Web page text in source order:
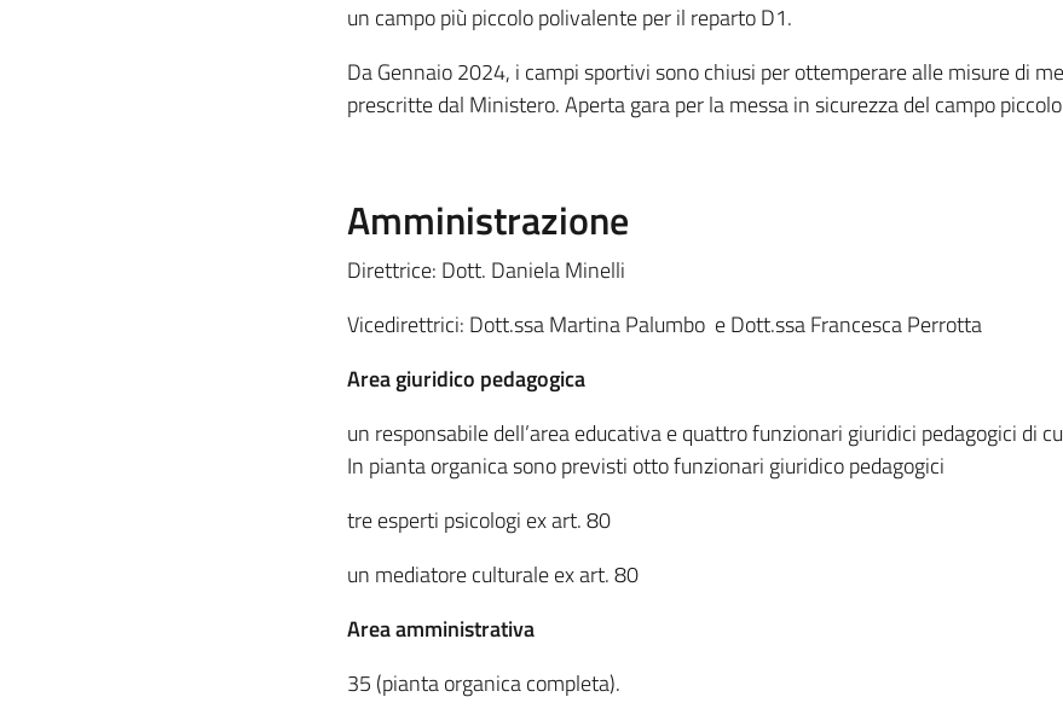
un campo più piccolo polivalente per il reparto D1.
Da Gennaio 2024, i campi sportivi sono chiusi per ottemperare alle misure di
prescritte dal Ministero. Aperta gara per la messa in sicurezza del campo
Amministrazione
Direttrice: Dott. Daniela Minelli
Vicedirettrici: Dott.ssa Martina Palumbo e Dott.ssa Francesca Perrotta
Area giuridico pedagogica
un responsabile dell’area educativa e quattro funzionari giuridici pedagogici di
In pianta organica sono previsti otto funzionari giuridico pedagogici
tre esperti psicologi ex art. 80
un mediatore culturale ex art. 80
Area amministrativa
35 (pianta organica completa).